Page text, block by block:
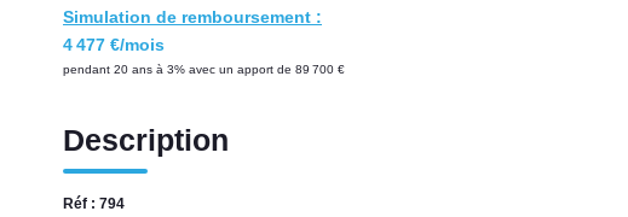
Simulation de remboursement :
4 477 €/mois
pendant 20 ans à 3% avec un apport de 89 700 €
Description
Réf : 794